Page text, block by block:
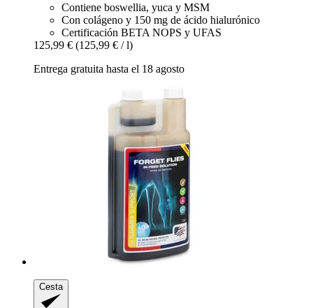
Contiene boswellia, yuca y MSM
Con colágeno y 150 mg de ácido hialurónico
Certificación BETA NOPS y UFAS
125,99 € (125,99 € / l)
Entrega gratuita hasta el 18 agosto
Cesta